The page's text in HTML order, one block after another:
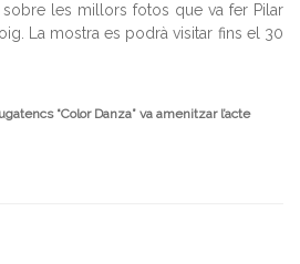
sobre les millors fotos que va fer Pilar
La mostra es podrà visitar fins el 30
“Color Danza” va amenitzar l’acte